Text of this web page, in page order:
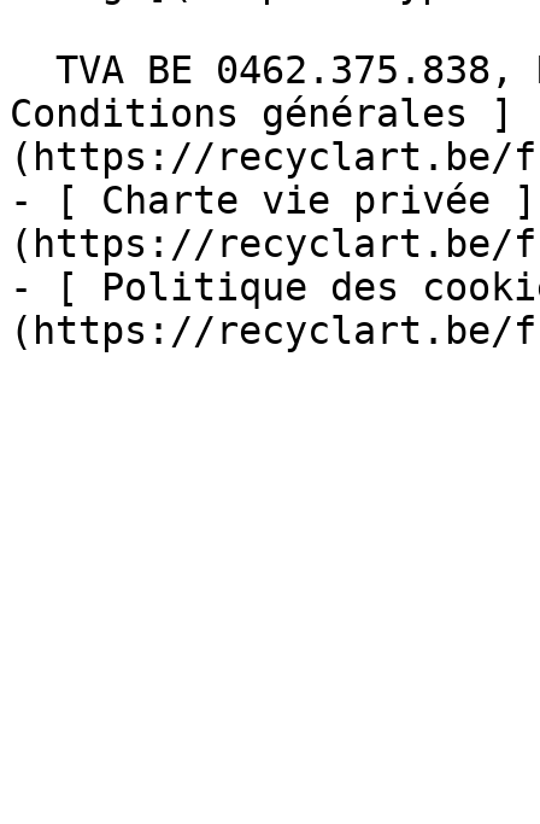
Conditions générales ]
(https://recyclart.be/
- [ Charte vie privée ]
(https://recyclart.be/
- [ Politique des